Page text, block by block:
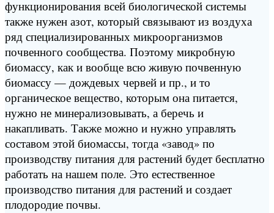
функционирования всей биологической системы
также нужен азот, который связывают из воздуха
ряд специализированных микроорганизмов
почвенного сообщества. Поэтому микробную
биомассу, как и вообще всю живую почвенную
биомассу — дождевых червей и пр., и то
органическое вещество, которым она питается,
нужно не минерализовывать, а беречь и
накапливать. Также можно и нужно управлять
составом этой биомассы, тогда «завод» по
производству питания для растений будет бесплатно
работать на нашем поле. Это естественное
производство питания для растений и создает
плодородие почвы.